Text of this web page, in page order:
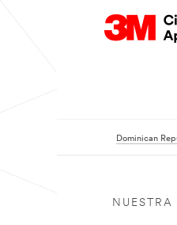
Dominican
NUESTRA